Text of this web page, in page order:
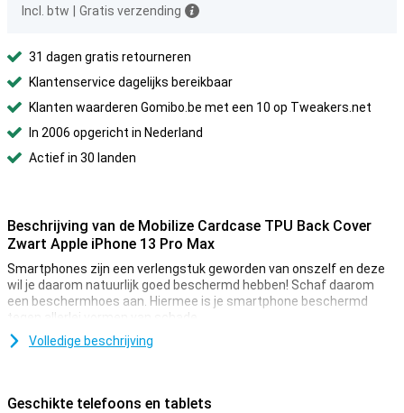
Incl. btw Gratis verzending
31 dagen gratis retourneren
Klantenservice dagelijks bereikbaar
Klanten waarderen Gomibo.be met een 10 op Tweakers.net
In 2006 opgericht in Nederland
Actief in 30 landen
Beschrijving van de Mobilize Cardcase TPU Back Cover
Zwart Apple iPhone 13 Pro Max
Smartphones zijn een verlengstuk geworden van onszelf en deze
wil je daarom natuurlijk goed beschermd hebben! Schaf daarom
een beschermhoes aan. Hiermee is je smartphone beschermd
tegen allerlei vormen van schade.
Dit hoesje is gemaakt van TPU. Dit is een flexibele vorm van
Bescherm je behuizing
Volledige beschrijving
Geschikte telefoons en tablets